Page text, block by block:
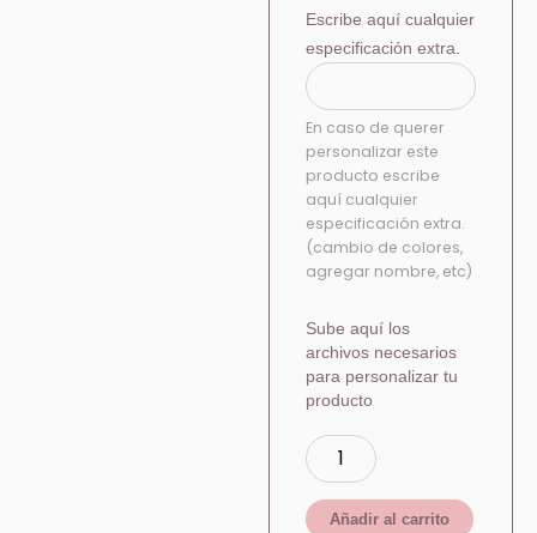
Escribe aquí cualquier
especificación extra.
En caso de querer
personalizar este
producto escribe
aquí cualquier
especificación extra.
(cambio de colores,
agregar nombre, etc)
Sube aquí los
archivos necesarios
para personalizar tu
producto
Añadir al carrito